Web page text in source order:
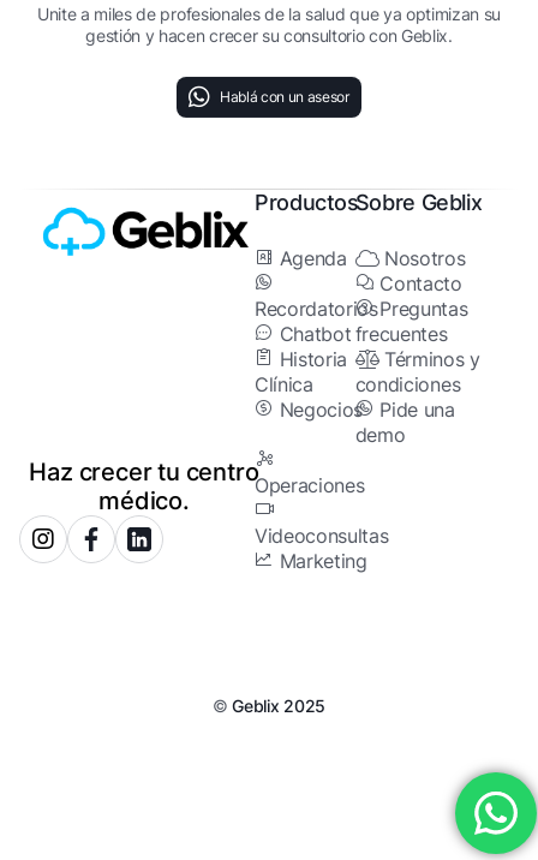
Unite a miles de profesionales de la salud que ya optimizan su
gestión y hacen crecer su consultorio con Geblix.
Hablá con un asesor
Haz crecer tu centro
médico.
Productos
Agenda
Recordatorios
Chatbot
Historia
Clínica
Negocios
Operaciones
Videoconsultas
Marketing
Sobre Geblix
Nosotros
Contacto
Preguntas
frecuentes
Términos y
condiciones
Pide una
demo
©Geblix 2025